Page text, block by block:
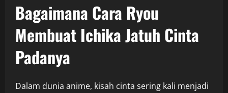
Bagaimana Cara Ryou
Membuat Ichika Jatuh Cinta
Padanya
Dalam dunia anime, kisah cinta sering kali menjadi